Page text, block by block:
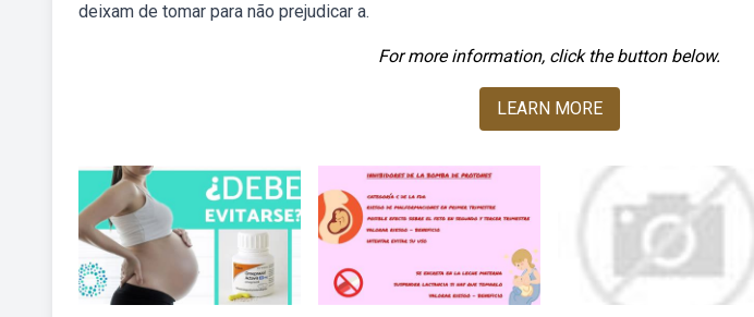
deixam de tomar para não prejudicar a.
For more information, click the button below.
LEARN MORE